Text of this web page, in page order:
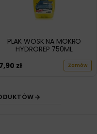
PLAK WOSK NA MOKRO
HYDROREP 750ML
zł Zamów